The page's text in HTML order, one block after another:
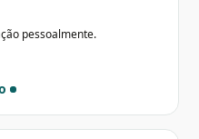
pessoalmente.